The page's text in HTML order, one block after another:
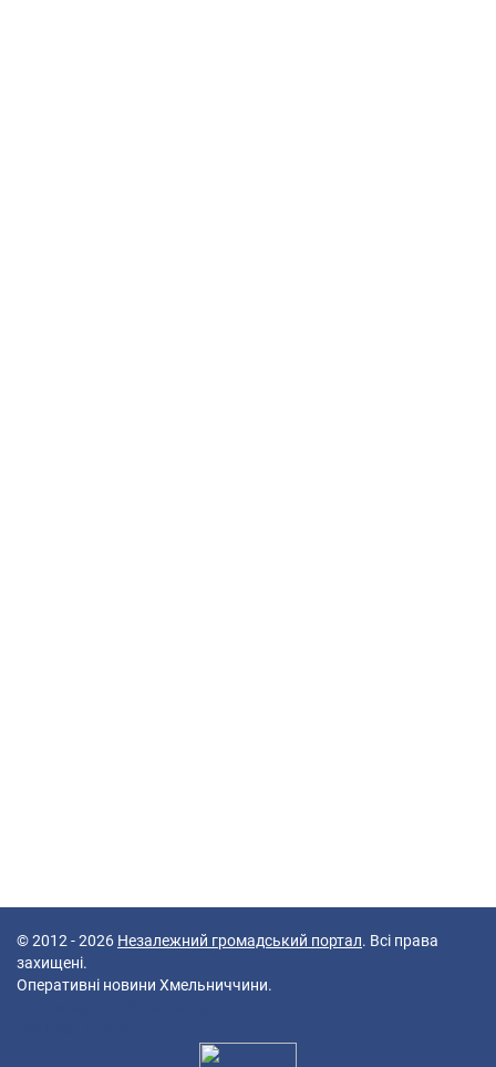
© 2012 - 2026 Незалежний громадський портал. Всі права
захищені.
Оперативні новини Хмельниччини.